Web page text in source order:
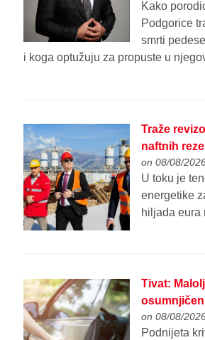
Kako
Podgorice
smrti
i koga optužuju za propuste u
Traže
naftnih
on 08/08/
U toku je
energetike
hiljada eura
Tivat:
on 08/08/
Podnijeta